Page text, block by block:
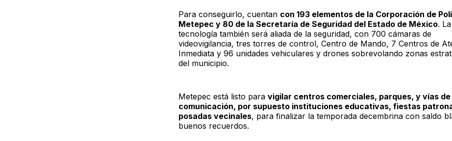
Para conseguirlo, cuentan con 193 elementos de la Corporación de
Metepec y 80 de la Secretaría de Seguridad del Estado de México. La
tecnología también será aliada de la seguridad, con 700 cámaras de
videovigilancia, tres torres de control, Centro de Mando, 7 Centros de
Inmediata y 96 unidades vehiculares y drones sobrevolando zonas
del municipio.
Metepec está listo para vigilar centros comerciales, parques, y vías de
comunicación, por supuesto instituciones educativas, fiestas
posadas vecinales, para finalizar la temporada decembrina con saldo
buenos recuerdos.